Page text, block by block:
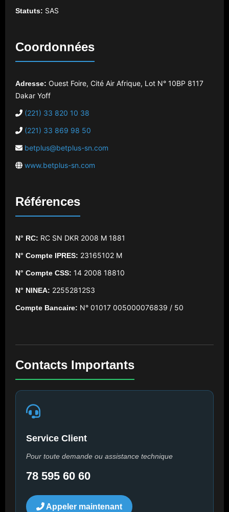
Statuts: SAS
Coordonnées
Adresse: Ouest Foire, Cité Air Afrique, Lot N° 10BP 8117
Dakar Yoff
(221) 33 820 10 38
(221) 33 869 98 50
betplus@betplus-sn.com
www.betplus-sn.com
Références
N° RC: RC SN DKR 2008 M 1881
N° Compte IPRES: 23165102 M
N° Compte CSS: 14 2008 18810
N° NINEA: 22552812S3
Compte Bancaire: N° 01017 005000076839 / 50
Contacts Importants
Service Client
Pour toute demande ou assistance technique
78 595 60 60
Appeler maintenant